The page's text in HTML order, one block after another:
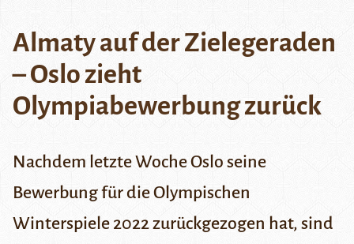
Almaty auf der Zielegeraden
– Oslo zieht
Olympiabewerbung zurück
Nachdem letzte Woche Oslo seine
Bewerbung für die Olympischen
Winterspiele 2022 zurückgezogen hat, sind